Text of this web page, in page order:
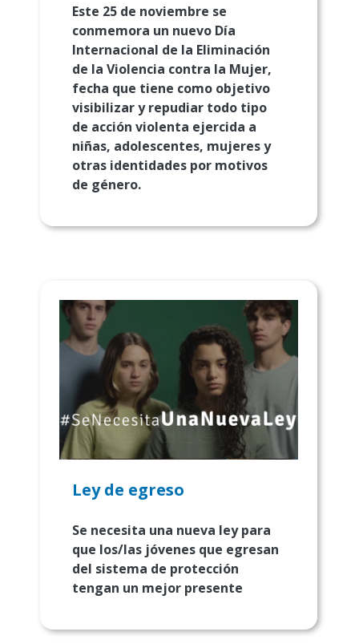
Este 25 de noviembre se
conmemora un nuevo Día
Internacional de la Eliminación
de la Violencia contra la Mujer,
fecha que tiene como objetivo
visibilizar y repudiar todo tipo
de acción violenta ejercida a
niñas, adolescentes, mujeres y
otras identidades por motivos
de género.
Ley de egreso
Se necesita una nueva ley para
que los/las jóvenes que egresan
del sistema de protección
tengan un mejor presente